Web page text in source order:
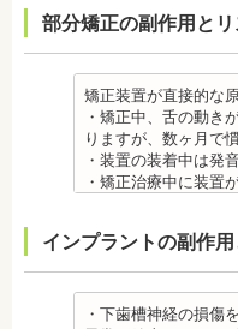
は、皮膚科で行われ
さい。矯正装置を装
膜にアレルギー症状
医師の指示を仰いで
抜歯・麻酔 ・矯正を
ない場合は、抜歯を
康上問題のない歯を
・抜歯する場合は麻
もあるため、心が起
は、頬を噛んだり、
・矯正治療中に装置
ついたり、口内炎に
を感じることもあり
で対処する場合やそ
ます。
・矯正装置を装着し
直後に痛みを感じる
まる場合が多いです
科医師に相談しまし
・矯正装置には、さ
いるため、金属アレ
部分矯正の副作用とリ
矯正装置が直接的な
・矯正中、舌の動き
りますが、数ヶ月で
・装置の装着中は発
・矯正治療中に装置
で対処する場合やそ
ます。
・矯正装置を装着し
直後に痛みを感じる
インプラントの副作
・下歯槽神経の損傷